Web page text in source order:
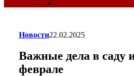
Новости22.02.2025
Важные дела в саду
феврале